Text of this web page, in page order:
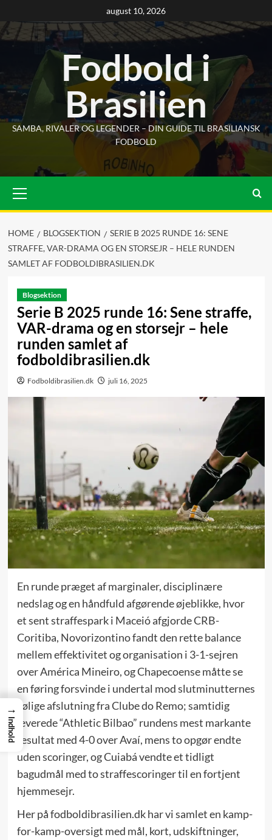
to
content
august 10, 2026
Fodbold i
Brasilien
SAMBA, RIVALER OG LEGENDER – DIN GUIDE TIL BRASILIANSK
FODBOLD
Menu
HOME BLOGSEKTION
SERIE B 2025 RUNDE 16: SENE
STRAFFE, VAR-DRAMA OG EN STORSEJR – HELE RUNDEN
SAMLET AF FODBOLDIBRASILIEN.DK
Blogsektion
Serie B 2025 runde 16: Sene straffe,
VAR-drama og en storsejr – hele
runden samlet af
fodboldibrasilien.dk
Fodboldibrasilien.dk juli 16, 2025
En runde præget af marginaler, disciplinære
nedslag og en håndfuld afgørende øjeblikke, hvor
et sent straffespark i Maceió afgjorde CRB-
Coritiba, Novorizontino fandt den rette balance
mellem effektivitet og organisation i 3-1-sejren
over América Mineiro, og Chapecoense måtte se
en føring forsvinde i undertal mod slutminutternes
kølige afslutning fra Clube do Remo; samtidig
leverede “Athletic Bilbao” rundens mest markante
resultat med 4-0 over Avaí, mens to opgør endte
uden scoringer, og Cuiabá vendte et tidligt
bagudmål med to straffescoringer til en fortjent
hjemmesejr.
Her på fodboldibrasilien.dk har vi samlet en kamp-
for-kamp-oversigt med mål, kort, udskiftninger,
→
Indhold